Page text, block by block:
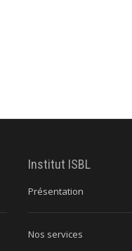
Institut ISBL
Présentation
Nos services